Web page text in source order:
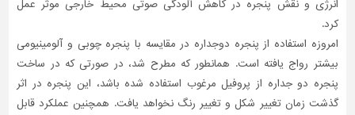
انرژی و نقش پنجره در کاهش آلودگی صوتی محیط خارجی موثر عمل
کرد.
امروزه استفاده از پنجره دوجداره در مقایسه با پنجره چوبی و آلومینیومی
بیشتر رواج یافته است. همانطور که مطرح شد، در صورتی که در ساخت
پنجره دو جداره از پروفیل مرغوب استفاده شده باشد، این پنجره در اثر
گذشت زمان تغییر شکل و تغییر رنگ نخواهد یافت. همچنین عملکرد قابل